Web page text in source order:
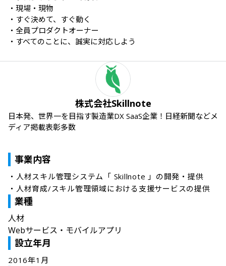
・現場・現物
・すぐ決めて、すぐ動く
・全員プロダクトオーナー
・すべてのことに、誠実に対応しよう
株式会社Skillnote
日本発、世界一を目指す製造業DX SaaS企業！日経新聞などメ
ディア掲載表彰多数
事業内容
・人材スキル管理システム「 Skillnote 」の開発・提供
・人材育成/スキル管理領域における支援サービスの提供
業種
人材
Webサービス・モバイルアプリ
設立年月
2016年1月